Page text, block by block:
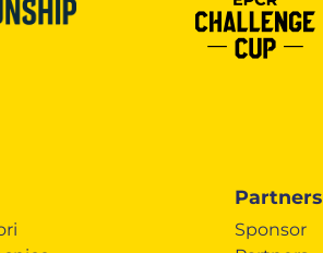
Partners
Sponsor